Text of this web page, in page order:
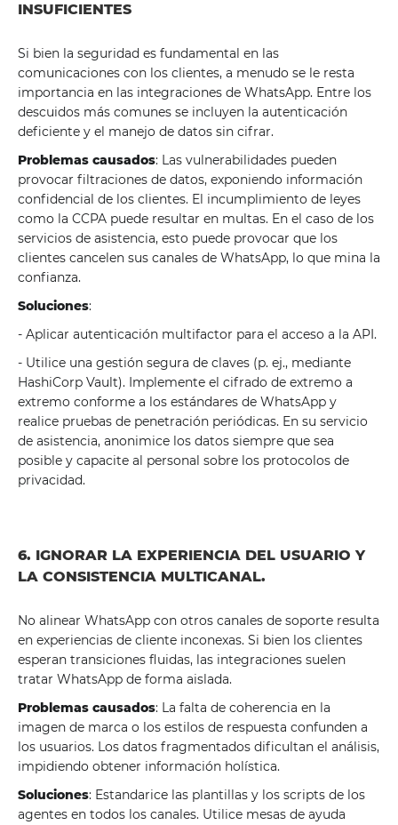
INSUFICIENTES
Si bien la seguridad es fundamental en las
comunicaciones con los clientes, a menudo se le resta
importancia en las integraciones de WhatsApp. Entre los
descuidos más comunes se incluyen la autenticación
deficiente y el manejo de datos sin cifrar.
Problemas causados: Las vulnerabilidades pueden
provocar filtraciones de datos, exponiendo información
confidencial de los clientes. El incumplimiento de leyes
como la CCPA puede resultar en multas. En el caso de los
servicios de asistencia, esto puede provocar que los
clientes cancelen sus canales de WhatsApp, lo que mina la
confianza.
Soluciones:
- Aplicar autenticación multifactor para el acceso a la API.
- Utilice una gestión segura de claves (p. ej., mediante
HashiCorp Vault). Implemente el cifrado de extremo a
extremo conforme a los estándares de WhatsApp y
realice pruebas de penetración periódicas. En su servicio
de asistencia, anonimice los datos siempre que sea
posible y capacite al personal sobre los protocolos de
privacidad.
6. IGNORAR LA EXPERIENCIA DEL USUARIO Y
LA CONSISTENCIA MULTICANAL.
No alinear WhatsApp con otros canales de soporte resulta
en experiencias de cliente inconexas. Si bien los clientes
esperan transiciones fluidas, las integraciones suelen
tratar WhatsApp de forma aislada.
Problemas causados: La falta de coherencia en la
imagen de marca o los estilos de respuesta confunden a
los usuarios. Los datos fragmentados dificultan el análisis,
impidiendo obtener información holística.
Soluciones: Estandarice las plantillas y los scripts de los
agentes en todos los canales. Utilice mesas de ayuda